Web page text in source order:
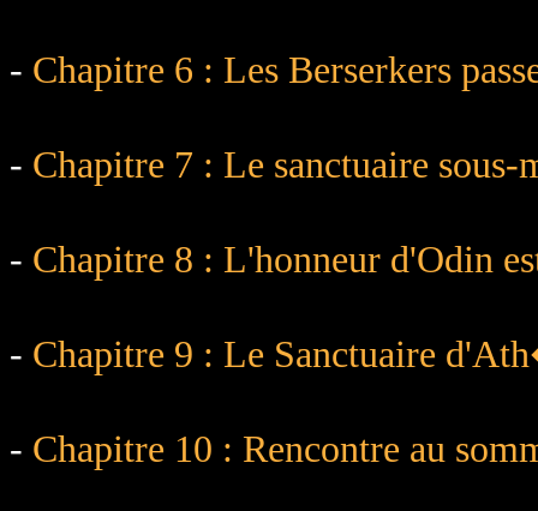
- Chapitre 6 : Les Berserkers
- Chapitre 7 : Le sanctuaire
- Chapitre 8 : L'honneur d'Odin
- Chapitre 9 : Le Sanctuaire
- Chapitre 10 : Rencontre au